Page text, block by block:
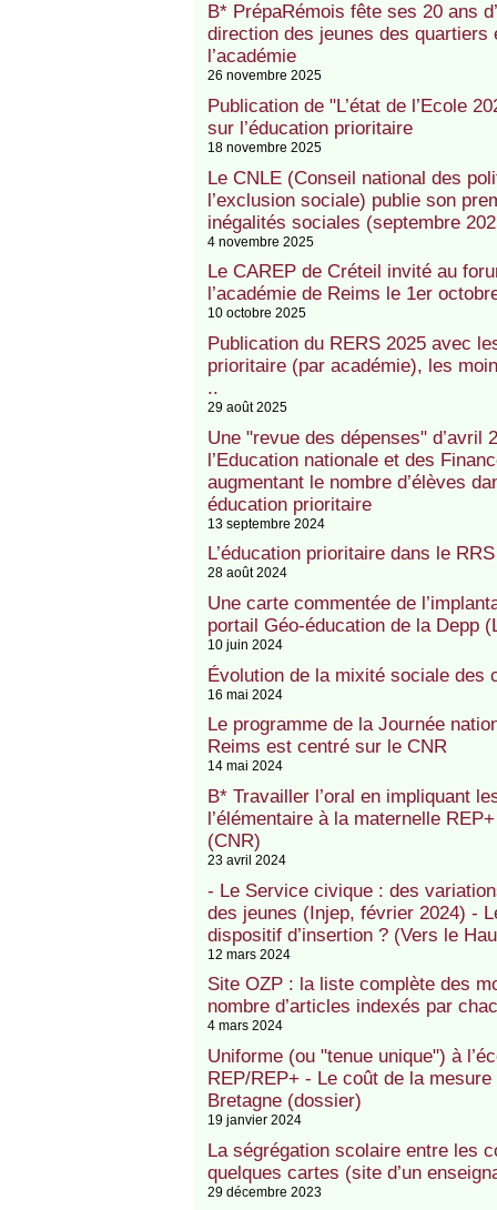
B* PrépaRémois fête ses 20 ans
direction des jeunes des
l’académie
26 novembre 2025
Publication de "L’état de l’Ecole
sur l’éducation prioritaire
18 novembre 2025
Le CNLE (Conseil national des
l’exclusion sociale) publie son
inégalités sociales (septembre
4 novembre 2025
Le CAREP de Créteil invité au
l’académie de Reims le 1er
10 octobre 2025
Publication du RERS 2025 avec
prioritaire (par académie), les
..
29 août 2025
Une "revue des dépenses" d’avril
l’Education nationale et des
augmentant le nombre d’élèves
éducation prioritaire
13 septembre 2024
L’éducation prioritaire dans le
28 août 2024
Une carte commentée de
portail Géo-éducation de la Depp
10 juin 2024
Évolution de la mixité sociale des
16 mai 2024
Le programme de la Journée
Reims est centré sur le CNR
14 mai 2024
B* Travailler l’oral en impliquant
l’élémentaire à la maternelle
(CNR)
23 avril 2024
- Le Service civique : des
des jeunes (Injep, février 2024) -
dispositif d’insertion ? (Vers le
12 mars 2024
Site OZP : la liste complète des
nombre d’articles indexés par
4 mars 2024
Uniforme (ou "tenue unique") à
REP/REP+ - Le coût de la mesure
Bretagne (dossier)
19 janvier 2024
La ségrégation scolaire entre les
quelques cartes (site d’un
29 décembre 2023